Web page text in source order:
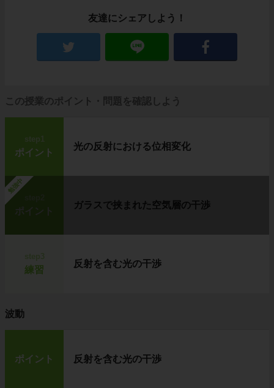
友達にシェアしよう！
この授業のポイント・問題を確認しよう
step1
ポイント
光の反射における位相変化
勉強中
ポイント
ガラスで挟まれた空気層の干渉
練習
反射を含む光の干渉
波動
ポイント 反射を含む光の干渉